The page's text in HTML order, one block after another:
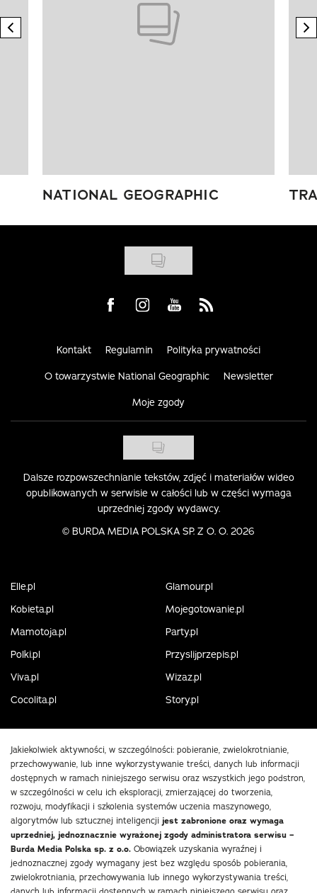
previous element
NATIONAL GEOGRAPHIC
Visit us on Facebook
Visit us on Instagram
Visit us on Youtube
Visit us on Rss
Kontakt Regulamin Polityka prywatności
O towarzystwie National Geographic Newsletter
Moje zgody
Dalsze rozpowszechnianie tekstów, zdjęć i materiałów wideo
opublikowanych w serwisie w całości lub w części wymaga
uprzedniej zgody wydawcy.
© BURDA MEDIA POLSKA SP. Z O. O. 2026
Elle.pl
Glamour.pl
Kobieta.pl
Mojegotowanie.pl
Mamotoja.pl
Party.pl
Polki.pl
Przyslijprzepis.pl
Viva.pl
Wizaz.pl
Cocolita.pl
Story.pl
Jakiekolwiek aktywności, w szczególności: pobieranie, zwielokrotnianie,
przechowywanie, lub inne wykorzystywanie treści, danych lub informacji
dostępnych w ramach niniejszego serwisu oraz wszystkich jego podstron,
w szczególności w celu ich eksploracji, zmierzającej do tworzenia,
rozwoju, modyfikacji i szkolenia systemów uczenia maszynowego,
algorytmów lub sztucznej inteligencji jest zabronione oraz wymaga
uprzedniej, jednoznacznie wyrażonej zgody administratora serwisu –
Burda Media Polska sp. z o.o. Obowiązek uzyskania wyraźnej i
jednoznacznej zgody wymagany jest bez względu sposób pobierania,
zwielokrotniania, przechowywania lub innego wykorzystywania treści,